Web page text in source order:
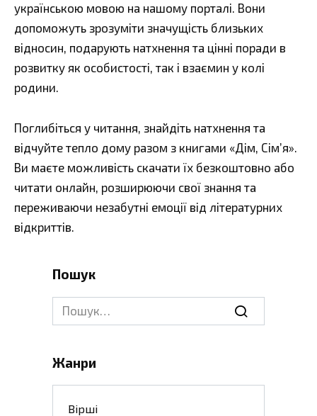
українською мовою на нашому порталі. Вони
допоможуть зрозуміти значущість близьких
відносин, подарують натхнення та цінні поради в
розвитку як особистості, так і взаємин у колі
родини.
Поглибіться у читання, знайдіть натхнення та
відчуйте тепло дому разом з книгами «Дім, Сім’я».
Ви маєте можливість скачати їх безкоштовно або
читати онлайн, розширюючи свої знання та
переживаючи незабутні емоції від літературних
відкриттів.
Пошук
Search
for:
Жанри
Вірші